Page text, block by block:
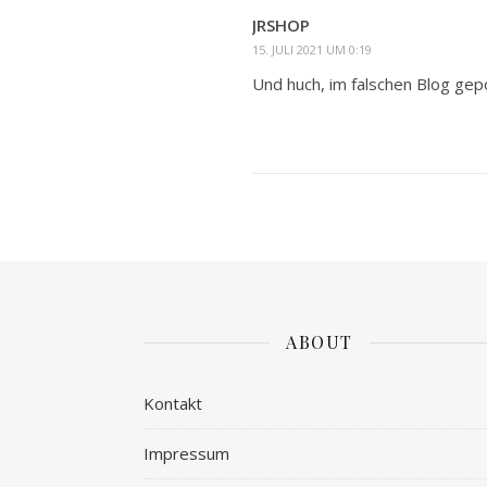
JRSHOP
15. JULI 2021 UM 0:19
Und huch, im falschen Blog
ABOUT
Kontakt
Impressum